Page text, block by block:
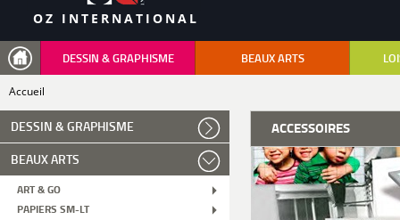
rechercheOZ INTERNATIONAL
DESSIN & GRAPHISME BEAUX ARTS
Accueil
DESSIN & GRAPHISME
BEAUX ARTS
ART & GO
PAPIERS SM-LT
ACCESSOIRES